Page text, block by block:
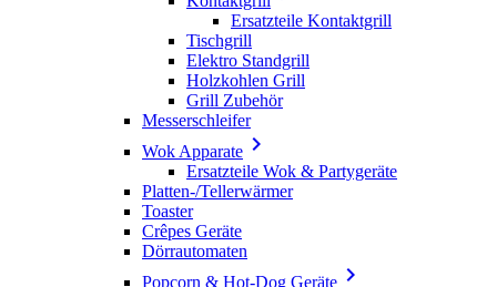
Ersatzteile Kontaktgrill
Tischgrill
Elektro Standgrill
Holzkohlen Grill
Grill Zubehör
Messerschleifer
Wok Apparate 
Ersatzteile Wok & Partygeräte
Platten-/Tellerwärmer
Toaster
Crêpes Geräte
Dörrautomaten
Popcorn & Hot-Dog Geräte 